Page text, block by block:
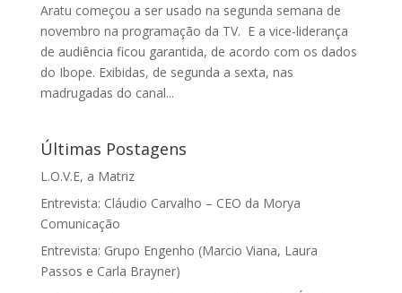
Aratu começou a ser usado na segunda semana de
novembro na programação da TV. E a vice-liderança
de audiência ficou garantida, de acordo com os dados
do Ibope. Exibidas, de segunda a sexta, nas
madrugadas do canal...
Últimas Postagens
L.O.V.E, a Matriz
Entrevista: Cláudio Carvalho – CEO da Morya
Comunicação
Entrevista: Grupo Engenho (Marcio Viana, Laura
Passos e Carla Brayner)